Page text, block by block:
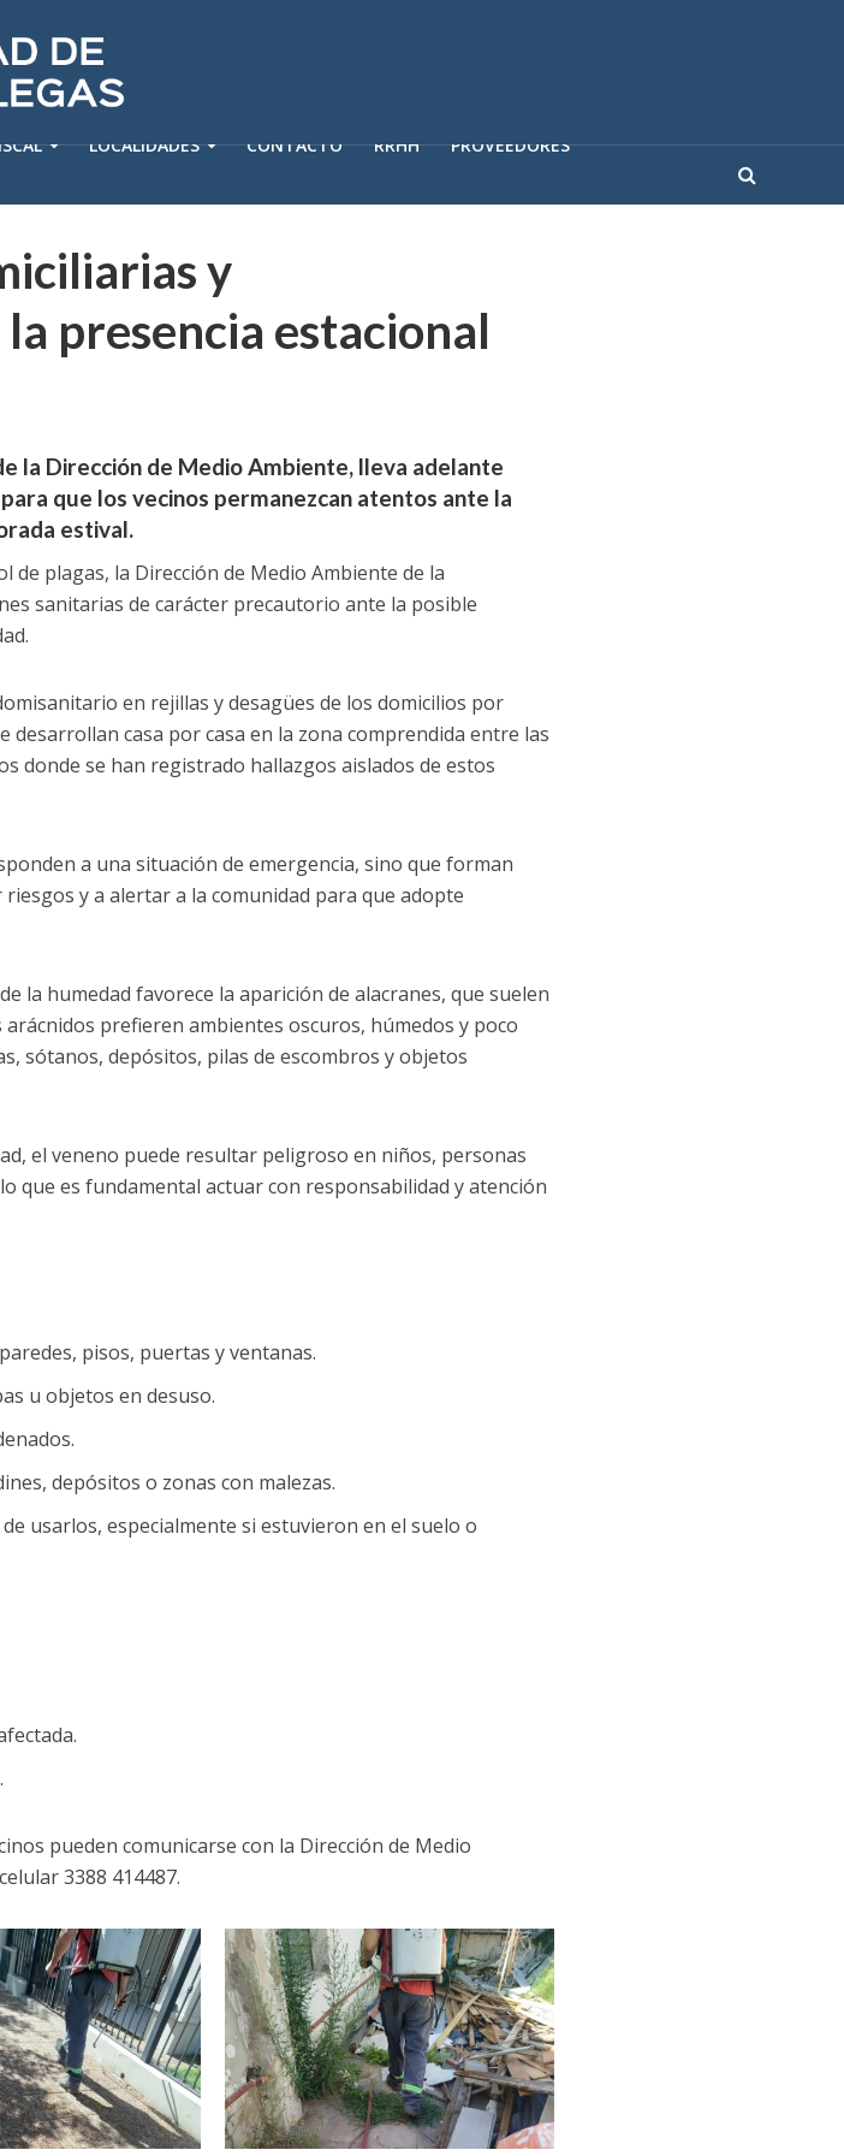
LOCALIDADES CONTACTO RRHH PROVEEDORES
y
presencia estacional
la Dirección de Medio Ambiente, lleva adelante
que los vecinos permanezcan atentos ante la
estival.
plagas, la Dirección de Medio Ambiente de la
sanitarias de carácter precautorio ante la posible
en rejillas y desagües de los domicilios por
desarrollan casa por casa en la zona comprendida entre las
donde se han registrado hallazgos aislados de estos
a una situación de emergencia, sino que forman
y a alertar a la comunidad para que adopte
la humedad favorece la aparición de alacranes, que suelen
prefieren ambientes oscuros, húmedos y poco
sótanos, depósitos, pilas de escombros y objetos
el veneno puede resultar peligroso en niños, personas
que es fundamental actuar con responsabilidad y atención
pisos, puertas y ventanas.
u objetos en desuso.
depósitos o zonas con malezas.
usarlos, especialmente si estuvieron en el suelo o
pueden comunicarse con la Dirección de Medio
3388 414487.